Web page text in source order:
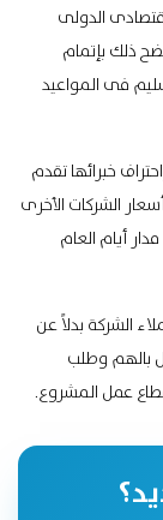
الدولى
ذلك بإتمام
فى المواعيد
خبرائها تقدم
الشركات الأخرى
أيام العام
الشركة بدلاً عن
بالهم وطلب
عمل المشروع.